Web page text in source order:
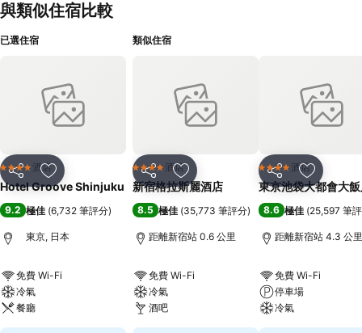
與類似住宿比較
已選住宿
分享 放到收藏夾
4 星級 酒店
Hotel Groove Shinjuku
9.2 極佳 (6,732 筆評分)
東京, 日本
免費 Wi-Fi
冷氣
餐廳
類似住宿
分享 放到收藏夾
4 星級 酒店
新宿格拉斯麗酒店
8.5 極佳 (35,773 筆評分)
距離新宿站 0.6 公里
免費 Wi-Fi
冷氣
酒吧
分享 放到收藏
4 星級 酒店
東京池袋大都會大
8.6 極佳 (25,597 筆
距離新宿站 4.3 公里
免費 Wi-Fi
停車場
冷氣